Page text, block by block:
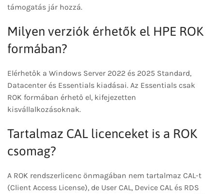
támogatás jár hozzá.
Milyen verziók érhetők el HPE ROK
formában?
Elérhetők a Windows Server 2022 és 2025 Standard,
Datacenter és Essentials kiadásai. Az Essentials csak
ROK formában érhető el, kifejezetten
kisvállalkozásoknak.
Tartalmaz CAL licenceket is a ROK
csomag?
A ROK rendszerlicenc önmagában nem tartalmaz CAL-t
(Client Access License), de User CAL, Device CAL és RDS